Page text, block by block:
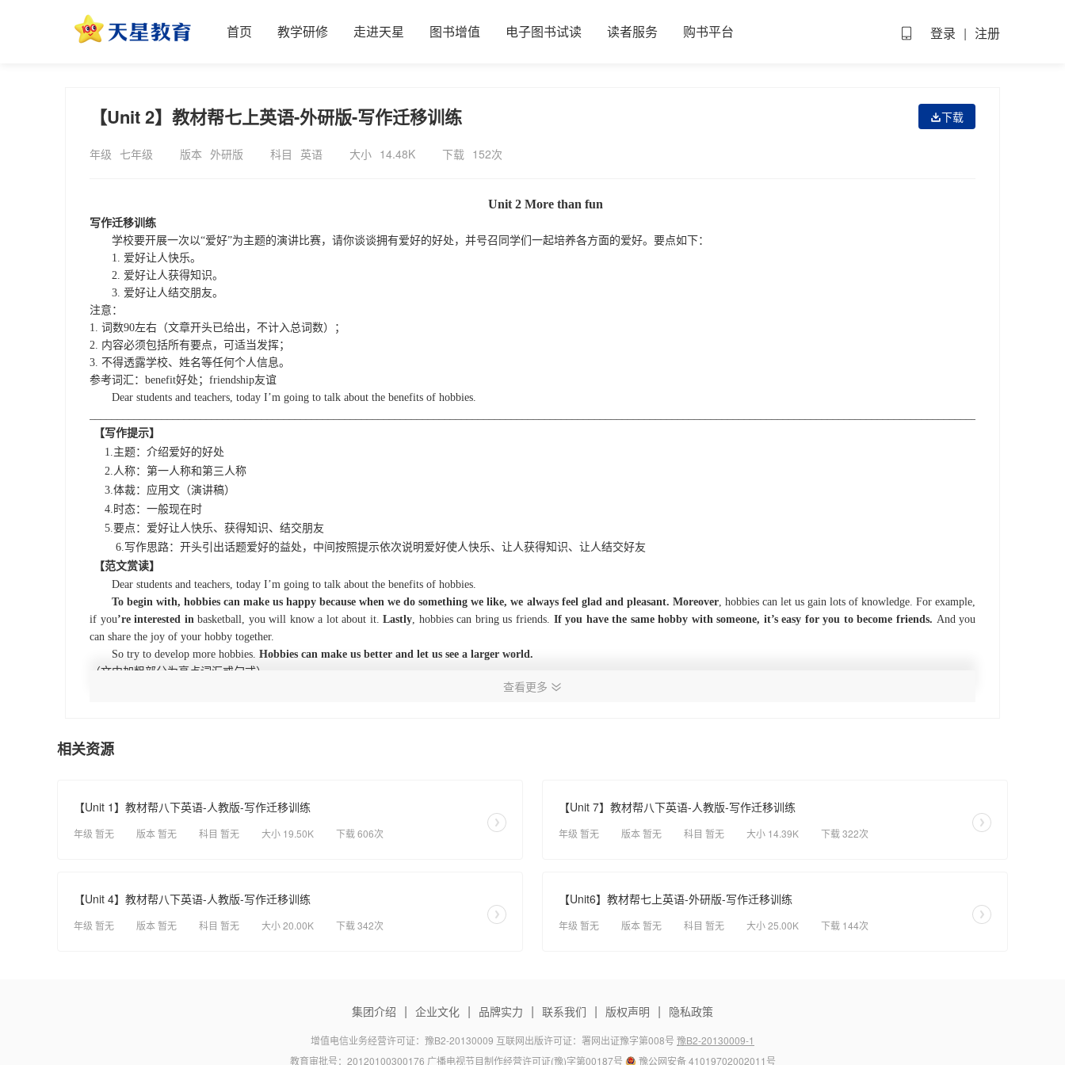
首页 教学研修 走进天星 图书增值 电子图书试读 读者服务 购书平台 登录 | 注册
【Unit 2】教材帮七上英语-外研版-写作迁移训练
年级 七年级 版本 外研版 科目 英语 大小 14.48K 下载 152次
下载
Unit 2 More than fun
写作迁移训练
学校要开展一次以“爱好”为主题的演讲比赛，请你谈谈拥有爱好的好处 ，并号召同学们 一起培养各方面的爱好。 要点如下：
1. 爱好让人快乐。
2. 爱好让人获得知识。
3. 爱好让人结交朋友。
注意：
1. 词数90左右（文章开头已给出，不计入总词数）；
2. 内容必须包括所有要点 ，可适当发挥；
3. 不得透露学校、姓名等任何个人信息。
参考词汇： benefit好处； friendship友谊
Dear students and teachers, today I’m going to talk about the benefits of hobbies.
【写作提示】
1.主题：介绍爱好的好处
2.人称：第一人称和第三人称
3.体裁：应用文（演讲稿）
4. 时态：一般现在时
5.要点： 爱好让人快乐、获得知识、结交朋友
6.写作思路：开头引出话题爱好的益处，中间按照提示依次说明爱好使人快乐、让人获得知识、让人结交好友
【范文赏读】
Dear students and teachers, today I’m going to talk about the benefits of hobbies.
To begin with, hobbies can make us happy because when we do something we like, we always feel glad and pleasant. Moreover, hobbies can let us gain lots of knowledge. For example,
if you’re interested in basketball, you will know a lot about it.Lastly, hobbies can bring us friends. If you have the same hobby with someone, it’s easy for you to become friends. And you
can share the joy of your hobby together.
So try to develop more hobbies. Hobbies can make us better and let us see a larger world.
（文中加粗部分为亮点词汇或句式）
查看更多
相关资源
【Unit 1】教材帮八下英语-人教版-写作迁移训练
年级 暂无 版本 暂无 科目 暂无 大小 19.50K 下载 606次
【Unit 7】教材帮八下英语-人教版-写作迁移训练
年级 暂无 版本 暂无 科目 暂无 大小 14.39K 下载 322次
【Unit 4】教材帮八下英语-人教版-写作迁移训练
年级 暂无 版本 暂无 科目 暂无 大小 20.00K 下载 342次
【Unit6】教材帮七上英语-外研版-写作迁移训练
年级 暂无 版本 暂无 科目 暂无 大小 25.00K 下载 144次
集团介绍 | 企业文化 | 品牌实力 | 联系我们 | 版权声明 | 隐私政策
增值电信业务经营许可证：豫B2-20130009 互联网出版许可证：署网出证豫字第008号 豫B2-20130009-1
教育审批号：20120100300176 广播电视节目制作经营许可证(豫)字第00187号
豫公网安备 41019702002011号